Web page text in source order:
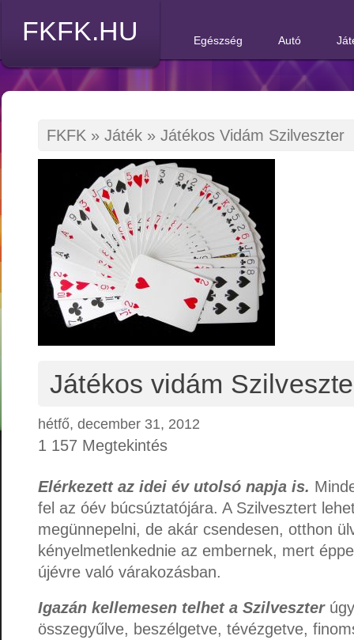
FKFK.HU Egészség Autó
FKFK » Játék » Játékos Vidám Szilveszter
Játékos vidám
hétfő, december 31, 2012
1 157 Megtekintés
Elérkezett az idei év utolsó napja is.
fel az óév búcsúztatójára. A Szilvesztert
megünnepelni, de akár csendesen, otthon
kényelmetlenkednie az embernek, mert
újévre való várakozásban.
Igazán kellemesen telhet a Szilveszter
összegyűlve, beszélgetve, tévézgetve,